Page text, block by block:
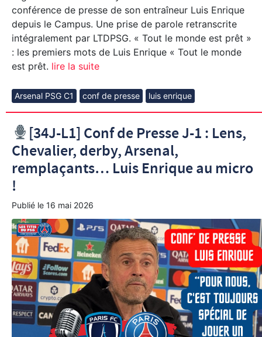
conférence de presse de son entraîneur Luis Enrique
depuis le Campus. Une prise de parole retranscrite
intégralement par LTDPSG. « Tout le monde est prêt »
: les premiers mots de Luis Enrique « Tout le monde
est prêt. lire la suite
Arsenal PSG C1 conf de presse luis enrique
[34J-L1] Conf de Presse J-1 : Lens,
Chevalier, derby, Arsenal,
remplaçants… Luis Enrique au micro
!
Publié le 16 mai 2026